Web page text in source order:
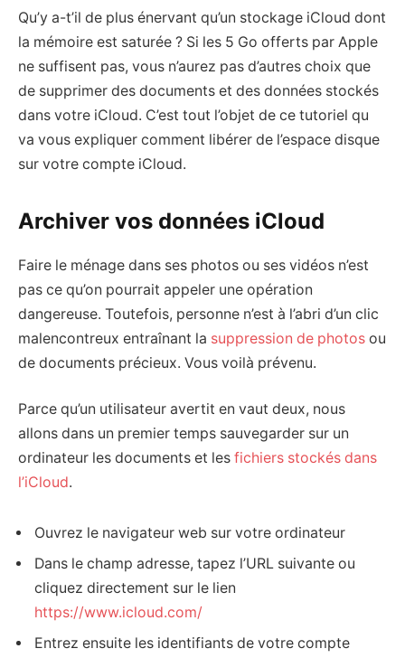
Qu’y a-t’il de plus énervant qu’un stockage iCloud dont
la mémoire est saturée ? Si les 5 Go offerts par Apple
ne suffisent pas, vous n’aurez pas d’autres choix que
de supprimer des documents et des données stockés
dans votre iCloud. C’est tout l’objet de ce tutoriel qu
va vous expliquer comment libérer de l’espace disque
sur votre compte iCloud.
Archiver vos données iCloud
Faire le ménage dans ses photos ou ses vidéos n’est
pas ce qu’on pourrait appeler une opération
dangereuse. Toutefois, personne n’est à l’abri d’un clic
malencontreux entraînant la suppression de photos ou
de documents précieux. Vous voilà prévenu.
Parce qu’un utilisateur avertit en vaut deux, nous
allons dans un premier temps sauvegarder sur un
ordinateur les documents et les fichiers stockés dans
l’iCloud.
Ouvrez le navigateur web sur votre ordinateur
Dans le champ adresse, tapez l’URL suivante ou
cliquez directement sur le lien
https://www.icloud.com/
Entrez ensuite les identifiants de votre compte